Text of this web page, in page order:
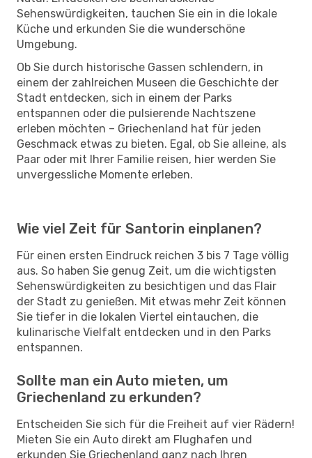
Sehenswürdigkeiten, tauchen Sie ein in die lokale
Küche und erkunden Sie die wunderschöne
Umgebung.
Ob Sie durch historische Gassen schlendern, in
einem der zahlreichen Museen die Geschichte der
Stadt entdecken, sich in einem der Parks
entspannen oder die pulsierende Nachtszene
erleben möchten – Griechenland hat für jeden
Geschmack etwas zu bieten. Egal, ob Sie alleine, als
Paar oder mit Ihrer Familie reisen, hier werden Sie
unvergessliche Momente erleben.
Wie viel Zeit für Santorin einplanen?
Für einen ersten Eindruck reichen 3 bis 7 Tage völlig
aus. So haben Sie genug Zeit, um die wichtigsten
Sehenswürdigkeiten zu besichtigen und das Flair
der Stadt zu genießen. Mit etwas mehr Zeit können
Sie tiefer in die lokalen Viertel eintauchen, die
kulinarische Vielfalt entdecken und in den Parks
entspannen.
Sollte man ein Auto mieten, um
Griechenland zu erkunden?
Entscheiden Sie sich für die Freiheit auf vier Rädern!
Mieten Sie ein Auto direkt am Flughafen und
erkunden Sie Griechenland ganz nach Ihren